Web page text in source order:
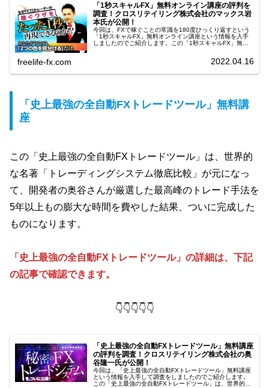
「1秒スキャルFX」無料オンライン講座の評判を
調査！クロスリテイリング株式会社のマックス岩
本氏が公開！
今回は、FXで稼ぐことの常識を180度ひっくり返すという
「1秒スキャルFX」無料オンライン講座という情報を入手
しましたのでご紹介します。この「1秒スキャルFX」無料
freelife-fx.com 2022.04.16
「史上最強の全自動FXトレードツール」無料講
座
この「史上最強の全自動FXトレードツール」は、世界的
な名著「トレーディングシステム徹底比較」が元になっ
て、開発者の奥谷さんが厳選した最高峰のトレード手法を
5年以上もの膨大な時間を費やした結果、ついに完成した
ものになります。
「史上最強の全自動FXトレードツール」の詳細は、下記
の記事で確認できます。
👇👇👇👇👇
「史上最強の全自動FXトレードツール」無料講座
の評判を調査！クロスリテイリング株式会社の奥
谷隆一氏が公開！
今回は、「史上最強の全自動FXトレードツール」無料講座
という情報を入手して調査をしましたのでご紹介します。
この「史上最強の全自動FXトレードツール」は、世界的な